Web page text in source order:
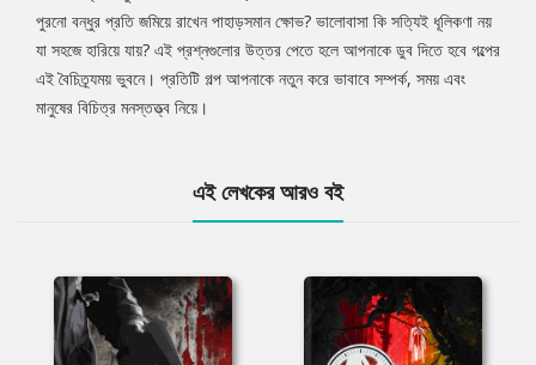
পুরনো বন্ধুর প্রতি জমিয়ে রাখেন পাহাড়সমান ক্ষোভ? ভালোবাসা কি সত্যিই ধূলিকণা নয়
যা সহজে হারিয়ে যায়? এই প্রশ্নগুলোর উত্তর পেতে হলে আপনাকে ডুব দিতে হবে গল্পের
এই বৈচিত্র্যময় ভুবনে। প্রতিটি গল্প আপনাকে নতুন করে ভাবাবে সম্পর্ক, সময় এবং
মানুষের বিচিত্র মনস্তত্ত্ব নিয়ে।
এই লেখকের আরও বই